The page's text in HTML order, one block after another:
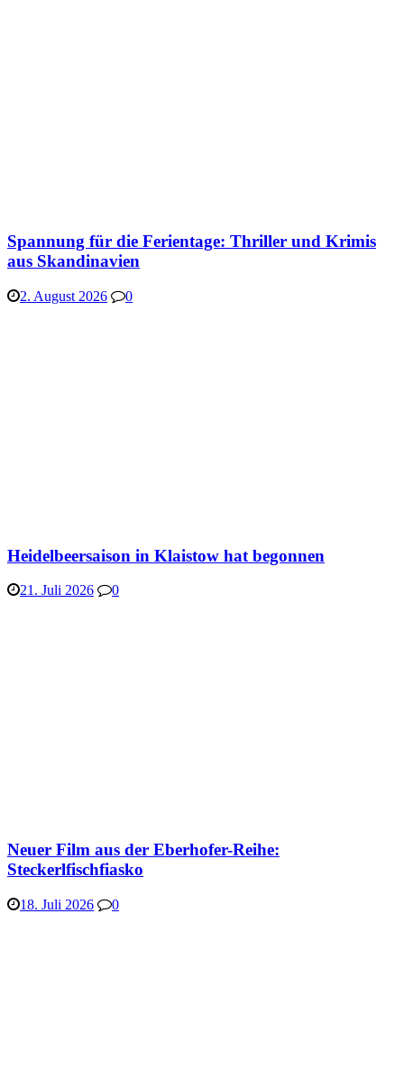
Spannung für die Ferientage: Thriller und Krimis
aus Skandinavien
2. August 2026 0
Heidelbeersaison in Klaistow hat begonnen
21. Juli 2026 0
Neuer Film aus der Eberhofer-Reihe:
Steckerlfischfiasko
18. Juli 2026 0